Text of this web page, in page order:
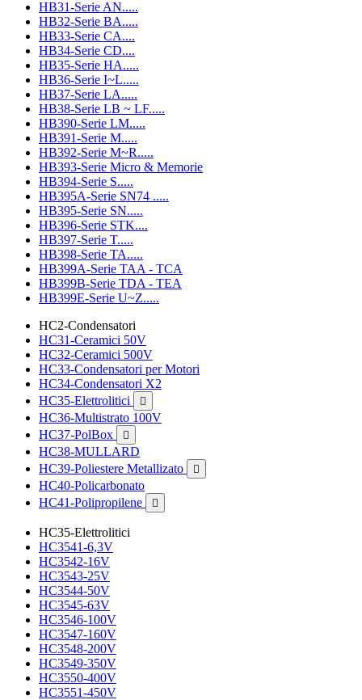
HB31-Serie AN.....
HB32-Serie BA.....
HB33-Serie CA....
HB34-Serie CD....
HB35-Serie HA.....
HB36-Serie I~L.....
HB37-Serie LA.....
HB38-Serie LB ~ LF.....
HB390-Serie LM.....
HB391-Serie M.....
HB392-Serie M~R.....
HB393-Serie Micro & Memorie
HB394-Serie S.....
HB395A-Serie SN74 .....
HB395-Serie SN.....
HB396-Serie STK....
HB397-Serie T.....
HB398-Serie TA.....
HB399A-Serie TAA - TCA
HB399B-Serie TDA - TEA
HB399E-Serie U~Z.....
HC2-Condensatori
HC31-Ceramici 50V
HC32-Ceramici 500V
HC33-Condensatori per Motori
HC34-Condensatori X2
HC35-Elettrolitici

HC36-Multistrato 100V
HC37-PolBox

HC38-MULLARD
HC39-Poliestere Metallizato

HC40-Policarbonato
HC41-Polipropilene

HC35-Elettrolitici
HC3541-6,3V
HC3542-16V
HC3543-25V
HC3544-50V
HC3545-63V
HC3546-100V
HC3547-160V
HC3548-200V
HC3549-350V
HC3550-400V
HC3551-450V